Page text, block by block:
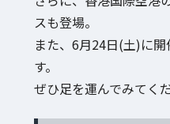
スも登場。
また、6月24日(土)に
す。
ぜひ足を運んでみてく